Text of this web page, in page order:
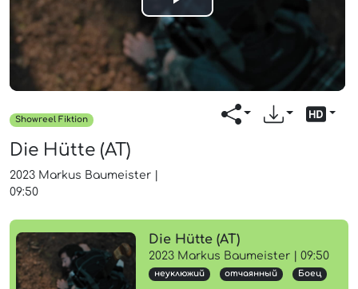
Play
Video
Showreel Fiktion
Die Hütte (AT)
2023 Markus Baumeister
09:50
Die Hütte (AT)
2023 Markus Baumeister | 09:50
неуклюжий отчаянный Боец